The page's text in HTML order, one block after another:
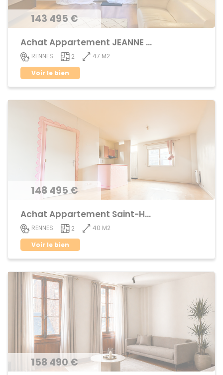
143 495 €
Achat Appartement JEANNE d'ARC - BEAULIEU
RENNES 2
47 M2
Voir le bien
148 495 €
Achat Appartement Saint-Helier
RENNES 2
40 M2
Voir le bien
158 490 €